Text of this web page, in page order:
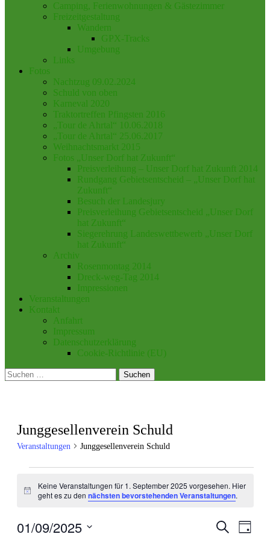
Camping, Ferienwohnungen & Gästezimmer
Freizeitgestaltung
Wandern
GPX-Tracks
Umgebung
Links
Fotos
Nachtzug 09.02.2024
Schuld von oben
Karneval 2020
Traktortreffen Pfingsten 2016
„Tour de Ahrtal“ 10.06.2018
„Tour de Ahrtal“ 25.06.2017
Weihnachtsmarkt 2015
Fotos „Unser Dorf hat Zukunft“
Preisverleihung – Unser Dorf hat Zukunft 2014
Rundgang Gebietsentscheid – „Unser Dorf hat
Zukunft“
Besuch der Landesjury
Preisverleihung Gebietsentscheid „Unser Dorf
hat Zukunft“
Siegerehrung Landeswettbewerb „Unser Dorf
hat Zukunft“
Archiv
Rosenmontag 2014
Dreck-weg-Tag 2014
Impressionen
Veranstaltungen
Kontakt
Anfahrt
Impressum
Datenschutzerklärung
Cookie-Richtlinie (EU)
Suchen
nach:
Junggesellenverein Schuld
Veranstaltungen Junggesellenverein Schuld
für
September
Hinweis
Keine Veranstaltungen für 1. September 2025 vorgesehen. Hier
geht es zu den nächsten bevorstehenden Veranstaltungen.
Suche
Tag
01/09/2025